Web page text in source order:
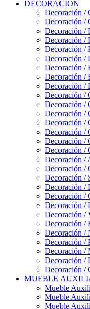
DECORACION
Decoración /
Decoración /
Decoración /
Decoración /
Decoración /
Decoración /
Decoración /
Decoración /
Decoración /
Decoración /
Decoración /
Decoración /
Decoración /
Decoración /
Decoración /
Decoración /
Decoración /
Decoración /
Decoración /
Decoración /
Decoración /
Decoración /
Decoración /
Decoración /
Decoración /
Decoración /
Decoración /
Decoración /
Decoración /
MUEBLE
Mueble
Mueble
Mueble